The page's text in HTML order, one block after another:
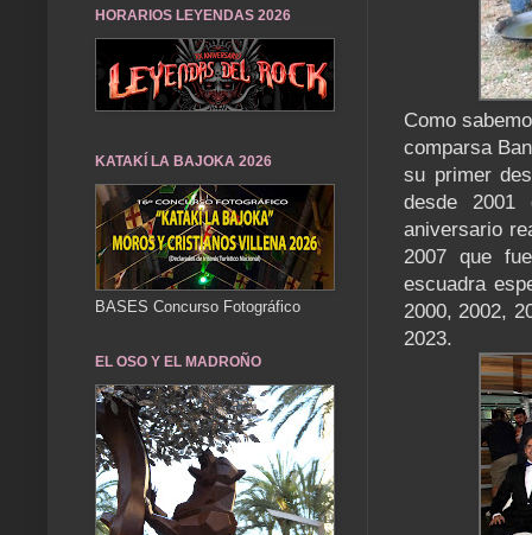
Como
comparsa
su primer
desde
aniversario
2007 que
escuadra
2000, 2002,
2023.
HORARIOS LEYENDAS 2026
KATAKÍ LA BAJOKA 2026
BASES Concurso Fotográfico
EL OSO Y EL MADROÑO